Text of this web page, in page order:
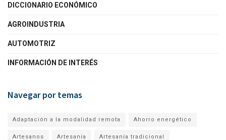
DICCIONARIO ECONÓMICO
AGROINDUSTRIA
AUTOMOTRIZ
INFORMACIÓN DE INTERÉS
Navegar por temas
Adaptación a la modalidad remota Ahorro energético
Artesanos Artesanía Artesanía tradicional